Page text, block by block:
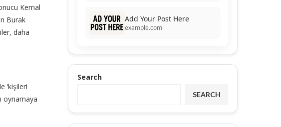
Kemal
Burak
daha
‘kişileri
oynamaya
Add Your Post Here
example.com
Search
SEARCH